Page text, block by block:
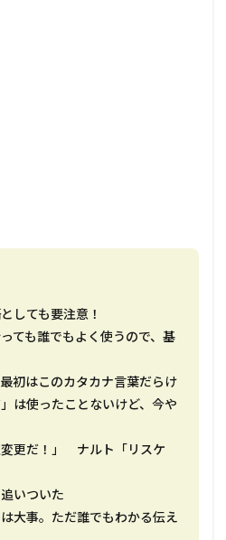
しても要注意！
ても誰でもよく使うので、基
初はこのカタカナ言葉だらけ
は使ったことないけど、今や
変更だ！」 ナルト「リスケ
いついた
大事。ただ誰でもわかる伝え